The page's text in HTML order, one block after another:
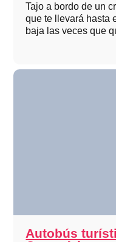
Tajo a bordo de un
que te llevará hasta
baja las veces que
Autobús